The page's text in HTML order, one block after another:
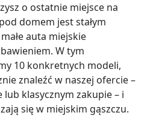
o ostatnie miejsce na
domem jest stałym
auta miejskie
W tym
10 konkretnych modeli,
znaleźć w naszej ofercie –
klasycznym zakupie – i
się w miejskim gąszczu.